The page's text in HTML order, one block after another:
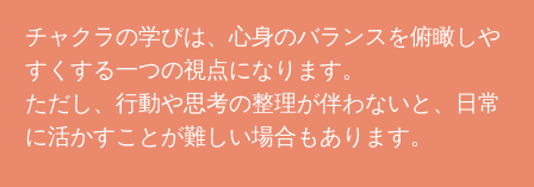
チャクラの学びは、心身のバランスを俯瞰しや
すくする一つの視点になります。
ただし、行動や思考の整理が伴わないと、日常
に活かすことが難しい場合もあります。